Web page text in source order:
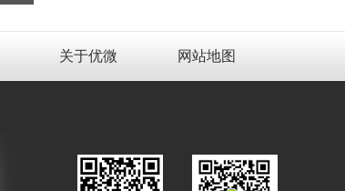
关于优微 网站地图